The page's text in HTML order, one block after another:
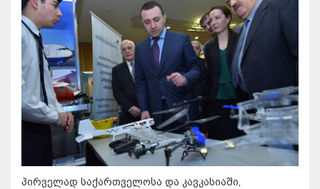
პირველად საქართველოსა და კავკასიაში,